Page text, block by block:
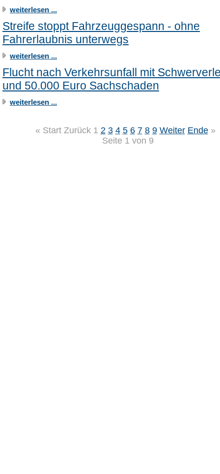
weiterlesen ...
Streife stoppt Fahrzeuggespann - ohne
Fahrerlaubnis unterwegs
weiterlesen ...
Flucht nach Verkehrsunfall mit
und 50.000 Euro Sachschaden
weiterlesen ...
« Start Zurück 1 2 3 4 5 6 7 8 9 Weiter Ende »
Seite 1 von 9